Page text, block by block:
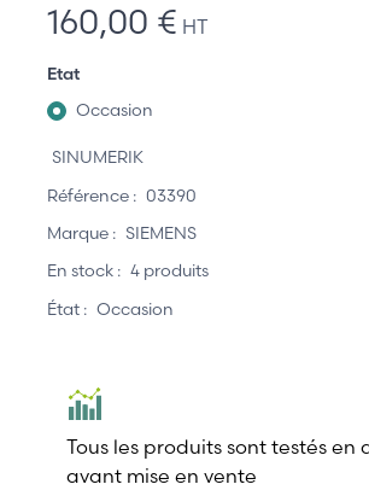
160,00 € HT
Etat
Occasion
SINUMERIK
Référence : 03390
Marque : SIEMENS
En stock : 4 produits
État : Occasion
Tous les produits sont testés en
avant mise en vente